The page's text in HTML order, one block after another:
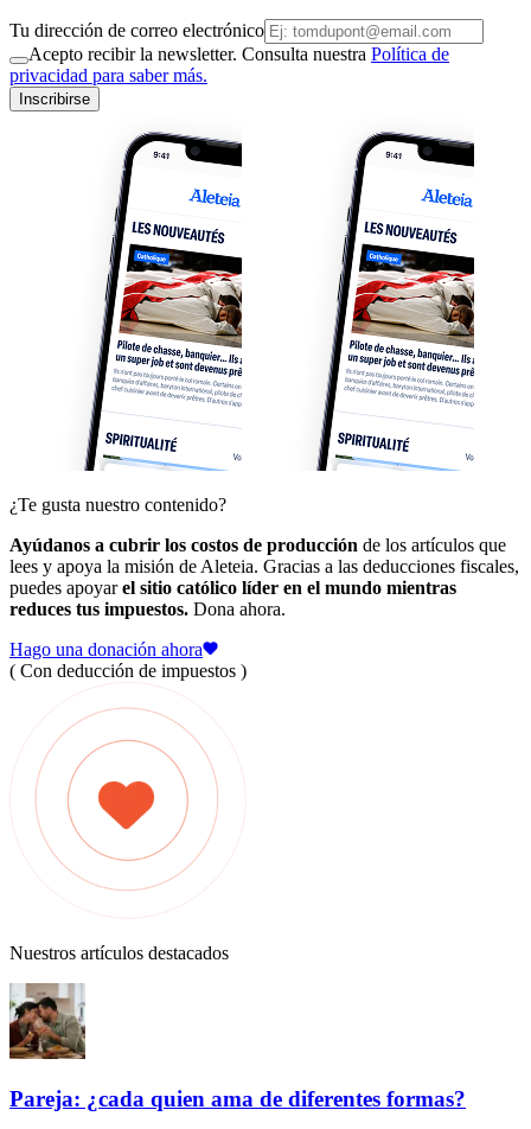
Tu dirección de correo electrónico
Acepto recibir la newsletter. Consulta nuestra Política de
privacidad para saber más.
Inscribirse
¿Te gusta nuestro contenido?
Ayúdanos a cubrir los costos de producción de los artículos que
lees y apoya la misión de Aleteia. Gracias a las deducciones fiscales,
puedes apoyarel sitio católico líder en el mundo mientras
reduces tus impuestos. Dona ahora.
Hago una donación ahora
( Con deducción de impuestos )
Nuestros artículos destacados
Pareja: ¿cada quien ama de diferentes formas?